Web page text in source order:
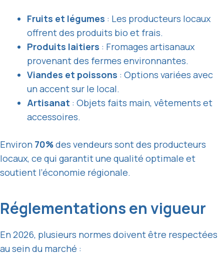
Fruits et légumes : Les producteurs locaux
offrent des produits bio et frais.
Produits laitiers : Fromages artisanaux
provenant des fermes environnantes.
Viandes et poissons : Options variées avec
un accent sur le local.
Artisanat : Objets faits main, vêtements et
accessoires.
Environ 70%des vendeurs sont des producteurs
locaux, ce qui garantit une qualité optimale et
soutient l’économie régionale.
Réglementations en vigueur
En 2026, plusieurs normes doivent être respectées
au sein du marché :